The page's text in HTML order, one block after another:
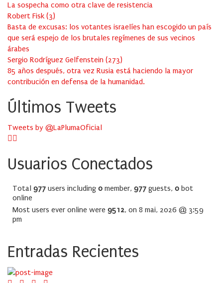
La sospecha como otra clave de resistencia
Robert Fisk (3)
Basta de excusas: los votantes israelíes han escogido un país
que será espejo de los brutales regímenes de sus vecinos
árabes
Sergio Rodríguez Gelfenstein (273)
85 años después, otra vez Rusia está haciendo la mayor
contribución en defensa de la humanidad.
Últimos Tweets
Tweets by @LaPlumaOficial
Usuarios Conectados
Total 977 users including 0 member, 977 guests, 0 bot
online
Most users ever online were 9512, on 8 mai, 2026 @ 3:59
pm
Entradas Recientes